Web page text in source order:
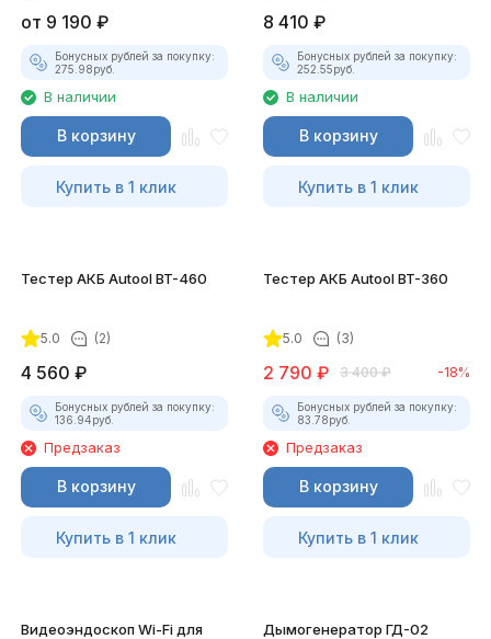
от 9 190 ₽
Бонусных рублей за покупку:
275.98руб.
В наличии
В корзину
Купить в 1 клик
8 410 ₽
Бонусных рублей за покупку:
252.55руб.
В наличии
В корзину
Купить в 1 клик
Тестер АКБ Autool BT-460
5.0 (2)
4 560 ₽
Бонусных рублей за покупку:
136.94руб.
Предзаказ
В корзину
Купить в 1 клик
Тестер АКБ Autool BT-360
5.0 (3)
2 790 ₽ 3 400 ₽ -18%
Бонусных рублей за покупку:
83.78руб.
Предзаказ
В корзину
Купить в 1 клик
Видеоэндоскоп Wi-Fi для
Дымогенератор ГД-02